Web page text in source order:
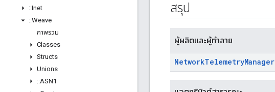
::Inet
::Weave
ภาพรวม
Classes
Structs
Unions
::ASN1
สรุป
ผู้ผลิตและผู้ทำลาย
NetworkTelemetryManager